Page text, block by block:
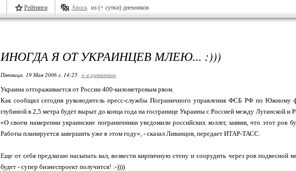
Рейтинги Авось из (+ сутки) дневников
ИНОГДА Я ОТ УКРАИНЦЕВ МЛЕЮ... :)))
Пятница, 19 Мая 2006 г. 14:25 + в цитатник
Украина отгораживается от России 400-километровым рвом.
Как сообщил сегодня руководитель пресс-службы Пограничного управления ФСБ РФ по Южному
глубиной в 2,5 метра будет вырыт до конца года на госгранице Украины с Россией между Луганской и
«О своем намерении украинские пограничники уведомили российских коллег, заявив, что этот ров
Работы планируется завершить уже в этом году», - сказал Ливанцов, передает ИТАР-ТАСС.
Еще от себя предлагаю насыпать вал, возвести кирпичную стену и соорудить через ров подвесной
будет - супер бизнеспроект получится! :-))))